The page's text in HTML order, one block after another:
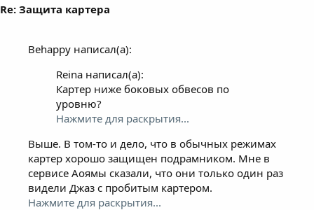
Re: Защита картера
Behappy написал(а):
Reina написал(а):
Картер ниже боковых обвесов по
уровню?
Нажмите для раскрытия...
Выше. В том-то и дело, что в обычных режимах
картер хорошо защищен подрамником. Мне в
сервисе Аоямы сказали, что они только один раз
видели Джаз с пробитым картером.
Нажмите для раскрытия...